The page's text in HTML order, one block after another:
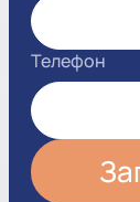
Телефон